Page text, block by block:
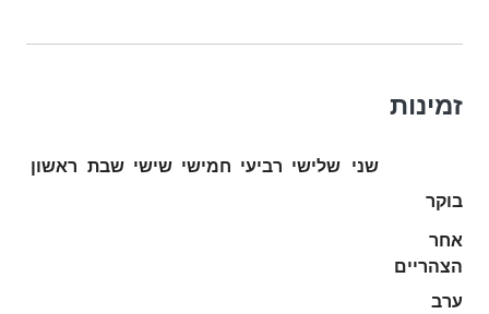
זמינות
שני שלישי רביעי חמישי שישי שבת ראשון
בוקר
אחר
הצהריים
ערב